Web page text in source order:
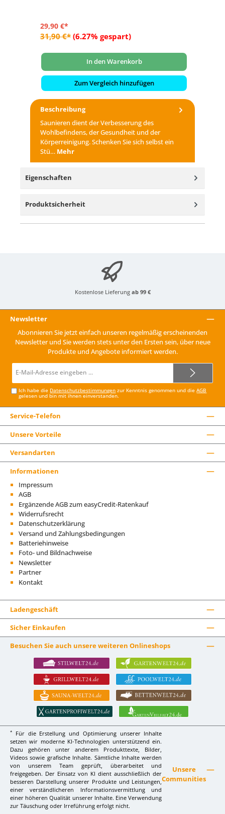
29,90 €*
31,90 €* (6.27% gespart)
In den Warenkorb
Zum Vergleich hinzufügen
Beschreibung
Saunieren dient der Verbesserung des
Wohlbefindens, der Gesundheit und der
Körperreinigung. Schenken Sie sich selbst ein
Stü… Mehr
Eigenschaften
Produktsicherheit
Kostenlose Lieferung ab 99 €
Newsletter
Abonnieren Sie jetzt einfach unseren regelmäßig erscheinenden
Newsletter und Sie werden stets unter den Ersten sein, über neue
Produkte und Angebote informiert werden.
Mail-
Ich habe die Datenschutzbestimmungen zur Kenntnis genommen und dieAGB
gelesen und bin mit ihnen einverstanden.
Service-Telefon
Unsere Vorteile
Versandarten
Informationen
Impressum
AGB
Ergänzende AGB zum easyCredit-Ratenkauf
Widerrufsrecht
Datenschutzerklärung
Versand und Zahlungsbedingungen
Batteriehinweise
Foto- und Bildnachweise
Newsletter
Partner
Kontakt
Ladengeschäft
Sicher Einkaufen
Besuchen Sie auch unsere weiteren Onlineshops
*
Für die Erstellung und Optimierung unserer Inhalte
setzen wir moderne KI-Technologien unterstützend ein.
Dazu gehören unter anderem Produkttexte, Bilder,
Videos sowie grafische Inhalte. Sämtliche Inhalte werden
von unserem Team geprüft, überarbeitet und
freigegeben. Der Einsatz von KI dient ausschließlich der
besseren Darstellung unserer Produkte und Leistungen,
einer verständlicheren Informationsvermittlung und
einer höheren Qualität unserer Inhalte. Eine Verwendung
zur Täuschung oder Irreführung erfolgt nicht.
Unsere
Communities